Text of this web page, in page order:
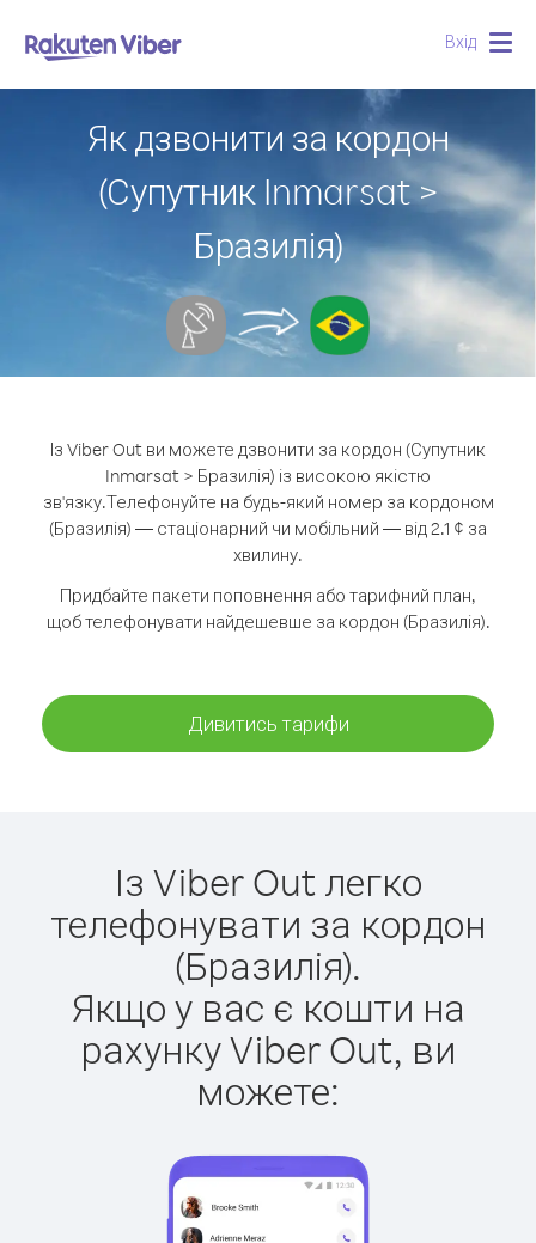
Вхід
Як дзвонити за кордон
(Супутник Inmarsat >
Бразилія)
Із Viber Out ви можете дзвонити за кордон (Супутник
Inmarsat > Бразилія) із високою якістю
зв'язку.Телефонуйте на будь-який номер за кордоном
(Бразилія) — стаціонарний чи мобільний — від 2.1 ¢ за
хвилину.
Придбайте пакети поповнення або тарифний план,
щоб телефонувати найдешевше за кордон (Бразилія).
Дивитись тарифи
Із Viber Out легко
телефонувати за кордон
(Бразилія).
Якщо у вас є кошти на
рахунку Viber Out, ви
можете: